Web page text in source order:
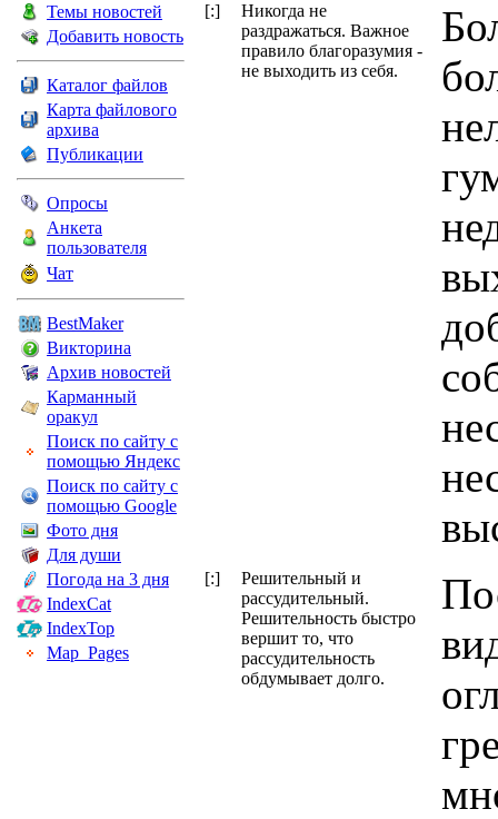
Темы новостей
Добавить новость
Каталог файлов
Карта файлового
архива
Публикации
Опросы
Анкета
пользователя
Чат
BestMaker
Викторина
Архив новостей
Карманный
оракул
Поиск по сайту с
помощью Яндекс
Поиск по сайту с
помощью Google
Фото дня
Для души
Погода на 3 дня
IndexCat
IndexTop
Map_Pages
[:]
Никогда не
раздражаться. Важное
правило благоразумия -
не выходить из себя.
[:]
Решительный и
рассудительный.
Решительность быстро
вершит то, что
рассудительность
обдумывает долго.